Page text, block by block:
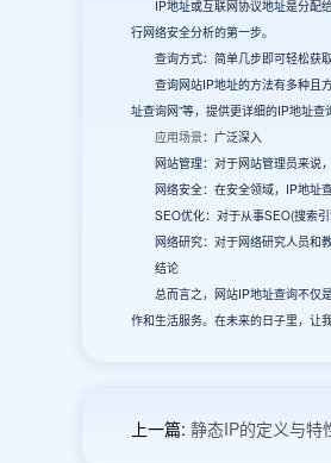
IP地址或互联网协议地址是分配给
行网络安全分析的第一步。
查询方式：简单几步即可轻松获
查询网站IP地址的方法有多种且方
址查询网”等，提供更详细的IP地址
应用场景：广泛深入
网站管理：对于网站管理员来说，
网络安全：在安全领域，IP地址查
SEO优化：对于从事SEO(搜索引
网络研究：对于网络研究人员和教
结论
总而言之，网站IP地址查询不仅是
作和生活服务。在未来的日子里，让
上一篇: 静态IP的定义与特